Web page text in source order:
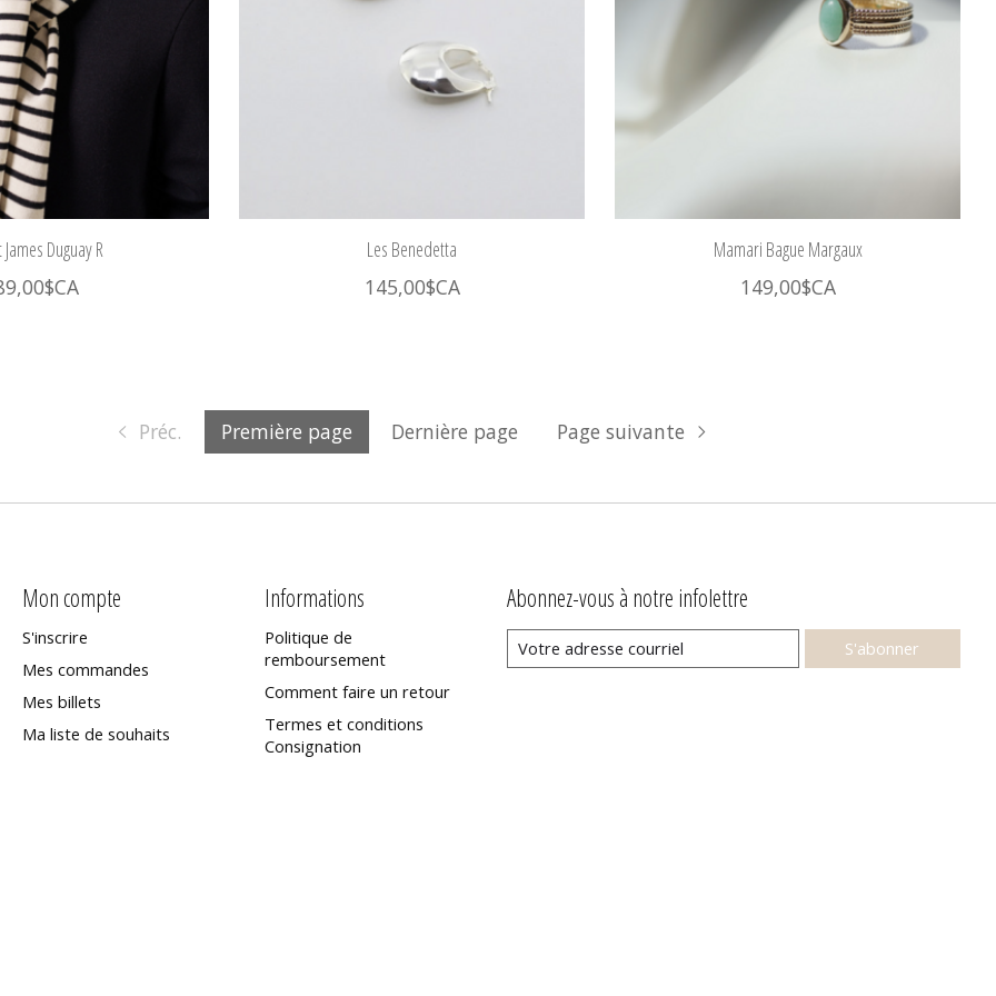
Duguay R
Les Benedetta
145,00$CA
Mamari Bague Margaux
149,00$CA
Préc. Première page Dernière page Page suivante
Mon compte
S'inscrire
Mes commandes
Mes billets
Ma liste de souhaits
Informations
Politique de
remboursement
Comment faire un retour
Termes et conditions
Consignation
Abonnez-vous à notre infolettre
S'abonner